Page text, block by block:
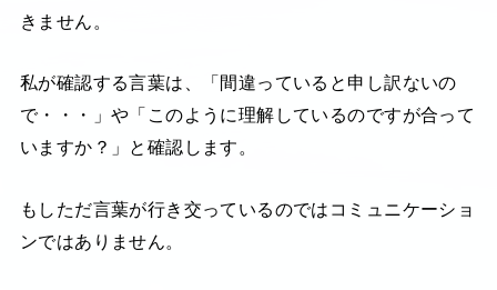
きません。
私が確認する言葉は、「間違っていると申し訳ないの
で・・・」や「このように理解しているのですが合って
いますか？」と確認します。
もしただ言葉が行き交っているのではコミュニケーショ
ンではありません。